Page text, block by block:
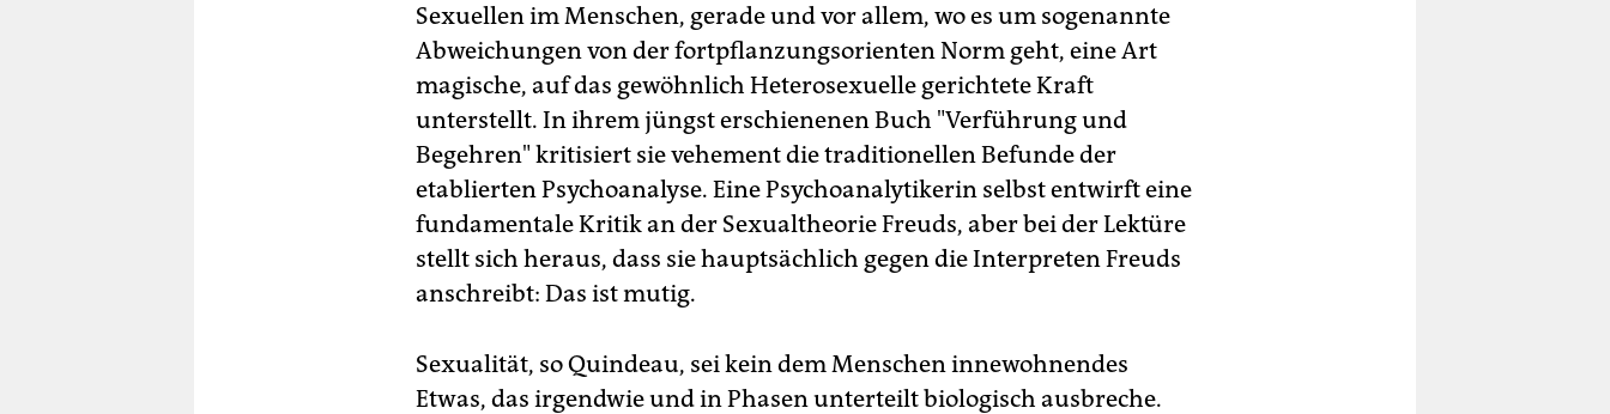
Sexuellen im Menschen, gerade und vor allem, wo es um sogenannte
Abweichungen von der fortpflanzungsorienten Norm geht, eine Art
magische, auf das gewöhnlich Heterosexuelle gerichtete Kraft
unterstellt. In ihrem jüngst erschienenen Buch "Verführung und
Begehren" kritisiert sie vehement die traditionellen Befunde der
etablierten Psychoanalyse. Eine Psychoanalytikerin selbst entwirft eine
fundamentale Kritik an der Sexualtheorie Freuds, aber bei der Lektüre
stellt sich heraus, dass sie hauptsächlich gegen die Interpreten Freuds
anschreibt: Das ist mutig.
Sexualität, so Quindeau, sei kein dem Menschen innewohnendes
Etwas, das irgendwie und in Phasen unterteilt biologisch ausbreche.